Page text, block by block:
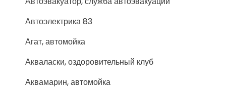
Автоэлектрика 83
Агат, автомойка
Акваласки, оздоровительный клуб
Аквамарин, автомойка